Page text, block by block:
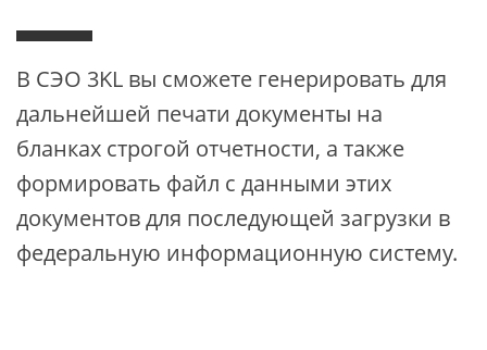
В СЭО 3KL вы сможете генерировать для
дальнейшей печати документы на
бланках строгой отчетности, а также
формировать файл с данными этих
документов для последующей загрузки в
федеральную информационную систему.